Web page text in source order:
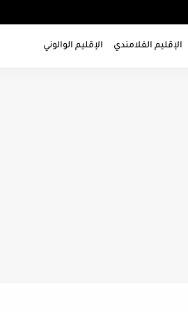
الإقليم الفلامندي الإقليم الوالوني